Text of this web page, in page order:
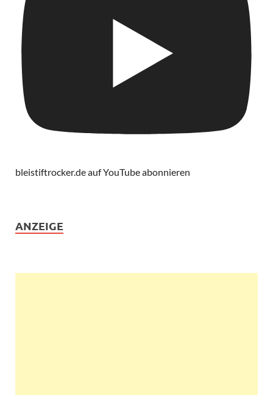
bleistiftrocker.de auf YouTube abonnieren
ANZEIGE